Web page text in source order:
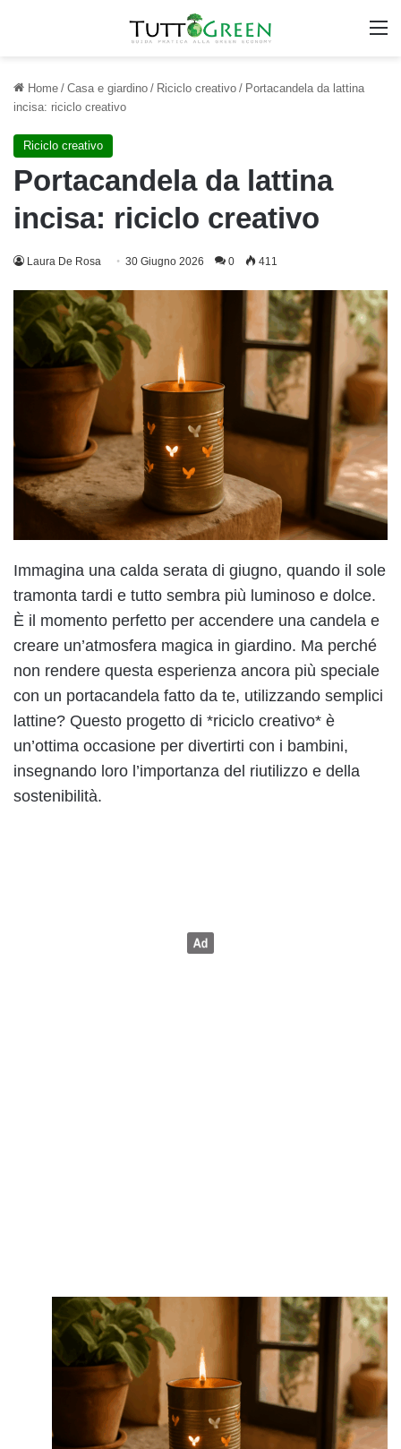
Home / Casa e giardino / Riciclo creativo / Portacandela da lattina
incisa: riciclo creativo
Riciclo creativo
Portacandela da lattina
incisa: riciclo creativo
Laura De Rosa 30 Giugno 2026 0 411
Immagina una calda serata di giugno, quando il sole
tramonta tardi e tutto sembra più luminoso e dolce.
È il momento perfetto per accendere una candela e
creare un’atmosfera magica in giardino. Ma perché
non rendere questa esperienza ancora più speciale
con un portacandela fatto da te, utilizzando semplici
lattine? Questo progetto di *riciclo creativo* è
un’ottima occasione per divertirti con i bambini,
insegnando loro l’importanza del riutilizzo e della
sostenibilità.